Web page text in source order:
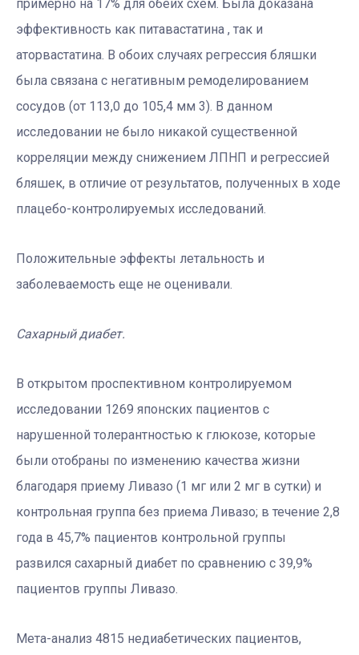
примерно на 17% для обеих схем. Была доказана
эффективность как питавастатина , так и
аторвастатина. В обоих случаях регрессия бляшки
была связана с негативным ремоделированием
сосудов (от 113,0 до 105,4 мм 3). В данном
исследовании не было никакой существенной
корреляции между снижением ЛПНП и регрессией
бляшек, в отличие от результатов, полученных в ходе
плацебо-контролируемых исследований.
Положительные эффекты летальность и
заболеваемость еще не оценивали.
Сахарный диабет.
В открытом проспективном контролируемом
исследовании 1269 японских пациентов с
нарушенной толерантностью к глюкозе, которые
были отобраны по изменению качества жизни
благодаря приему Ливазо (1 мг или 2 мг в сутки) и
контрольная группа без приема Ливазо; в течение 2,8
года в 45,7% пациентов контрольной группы
развился сахарный диабет по сравнению с 39,9%
пациентов группы Ливазо.
Мета-анализ 4815 недиабетических пациентов,